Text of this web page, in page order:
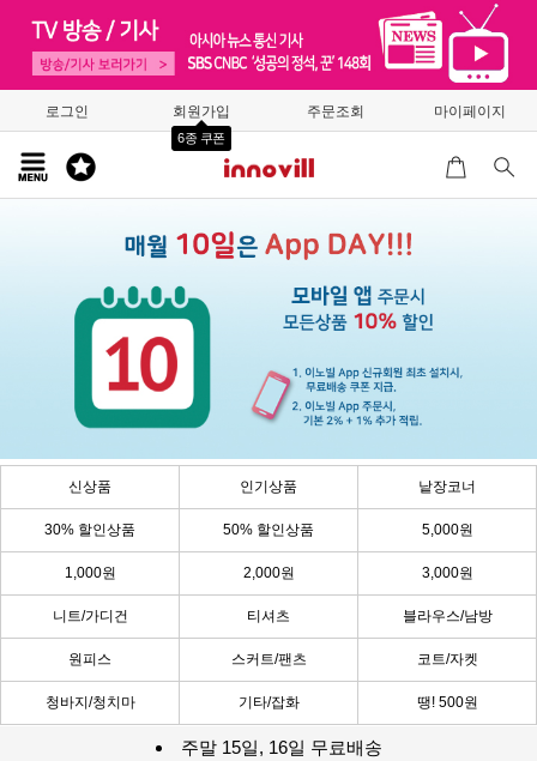
로그인 회원가입
6종 쿠폰
주문조회 마이페이지
신상품 인기상품 낱장코너
30% 할인상품 50% 할인상품 5,000원
1,000원 2,000원 3,000원
니트/가디건 티셔츠 블라우스/남방
원피스 스커트/팬츠 코트/자켓
청바지/청치마 기타/잡화 땡! 500원
주말 15일, 16일 무료배송